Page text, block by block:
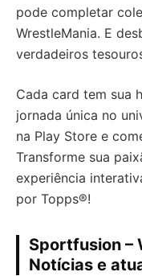
pode completar
WrestleMania. E
verdadeiros
Cada card tem sua
jornada única no
na Play Store e
Transforme sua
experiência
por Topps®!
Sportfusion –
Notícias e